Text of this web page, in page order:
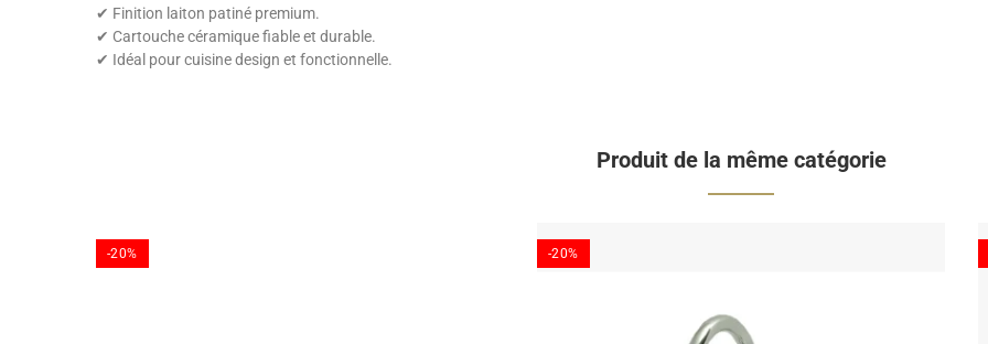
✔ Finition laiton patiné premium.
✔ Cartouche céramique fiable et durable.
✔ Idéal pour cuisine design et fonctionnelle.
Produit de la même catégorie
-20% -20%